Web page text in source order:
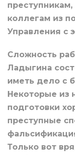
коллегам из
Управления с
Сложность
Ладыгина
иметь дело с
Некоторые из
подготовки
преступные
Только вот